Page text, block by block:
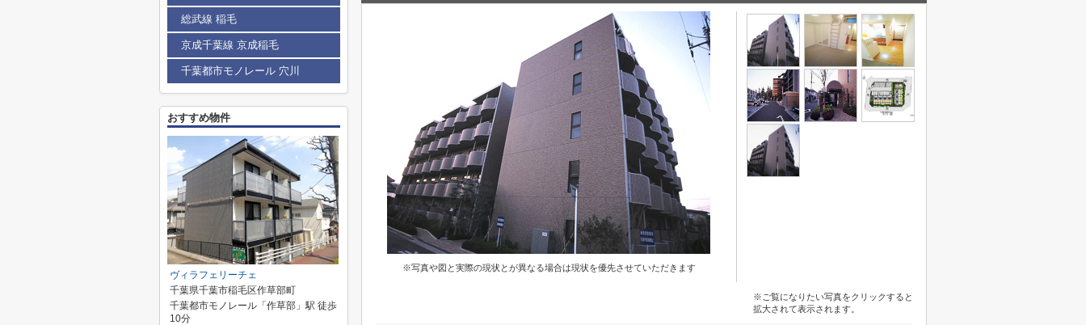
※写真や図と実際の現状とが異なる場合は現状を優先させていただきます
※ご覧になりたい写真をクリックすると
拡大されて表示されます。
総武線 稲毛
京成千葉線 京成稲毛
千葉都市モノレール 穴川
おすすめ物件
ヴィラフェリーチェ
千葉県千葉市稲毛区作草部町
千葉都市モノレール「作草部」駅 徒歩
10分